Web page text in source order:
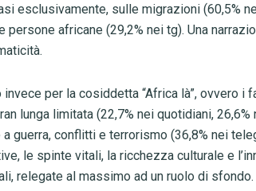
esclusivamente, sulle migrazioni (60,5%
persone africane (29,2% nei tg). Una
invece per la cosiddetta “Africa là”, ovvero
lunga limitata (22,7% nei quotidiani,
guerra, conflitti e terrorismo (36,8% nei
le spinte vitali, la ricchezza culturale e
relegate al massimo ad un ruolo di